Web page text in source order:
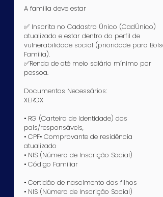
​A família deve estar
✅ Inscrita no Cadastro Único (CadÚnico)
atualizado e estar dentro do perfil de
vulnerabilidade social (prioridade para Bolsa
Família).​
✅Renda de até meio salário mínimo por
pessoa.
Documentos Necessários:
XEROX
• RG (Carteira de Identidade) dos
pais/responsáveis,
• CPF• Comprovante de residência
atualizado
• NIS (Número de Inscrição Social)
• Código Familiar​​​
• Certidão de nascimento dos filhos​
• NIS (Número de Inscrição Social)